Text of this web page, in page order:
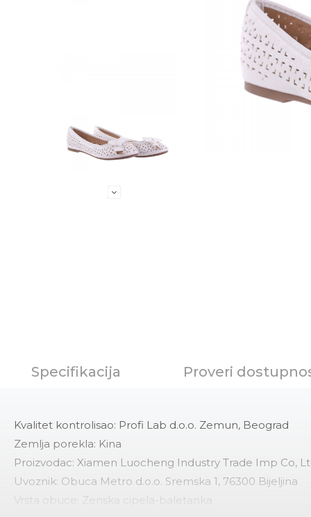
Specifikacija Proveri
Kvalitet kontrolisao: Profi Lab d.o.o. Zemun, Beograd
Zemlja porekla: Kina
Proizvodac: Xiamen Luocheng Industry Trade Imp Co,
Uvoznik: Obuca Metro d.o.o. Sremska 1, 76300 Bijeljina
Vrsta obuce: Zenska cipela-baletanka